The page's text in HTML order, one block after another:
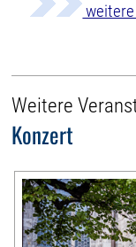
Weitere
Konzert